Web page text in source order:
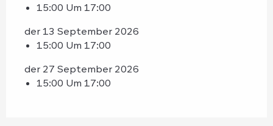
15:00 Um 17:00
der 13 September 2026
15:00 Um 17:00
der 27 September 2026
15:00 Um 17:00